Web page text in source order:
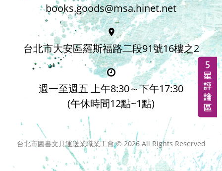
books.goods@msa.hinet.net
台北市大安區羅斯福路二段91號16樓之2
週一至週五 上午8:30～下午17:30
(午休時間12點~1點)
台北市圖書文具運送業職業工會 © 2026All Rights Reserved